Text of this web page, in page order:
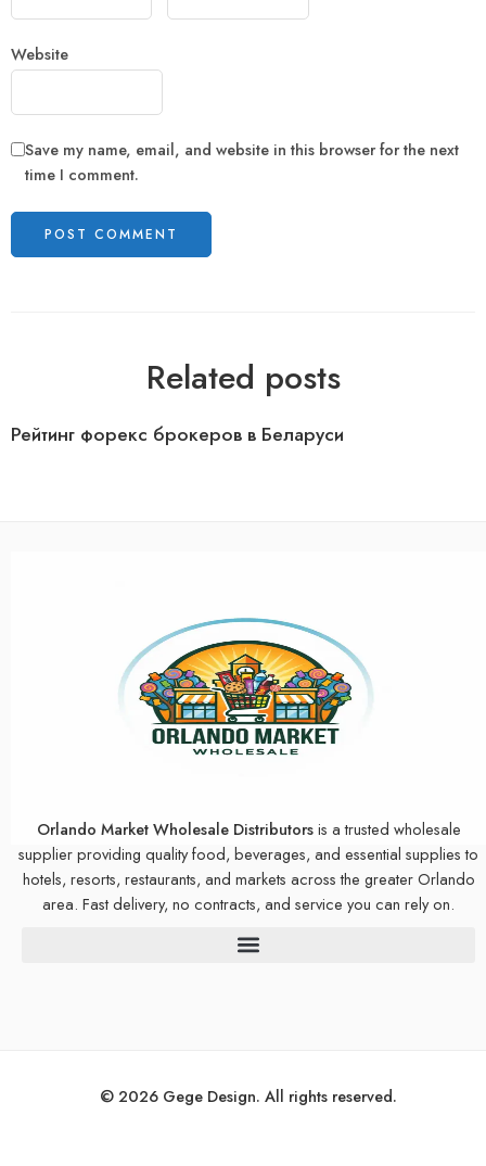
Website
Save my name, email, and website in this browser for the next
time I comment.
Related posts
Рейтинг форекс брокеров в Беларуси
Orlando Market Wholesale Distributorsis a trusted wholesale
supplier providing quality food, beverages, and essential supplies to
hotels, resorts, restaurants, and markets across the greater Orlando
area. Fast delivery, no contracts, and service you can rely on.
© 2026 Gege Design. All rights reserved.